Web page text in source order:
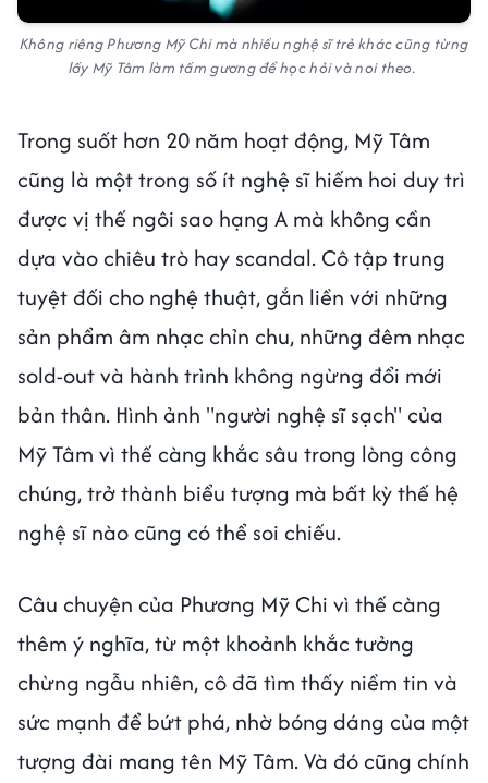
Không riêng Phương Mỹ Chi mà nhiều nghệ sĩ trẻ khác cũng từng
lấy Mỹ Tâm làm tấm gương để học hỏi và noi theo.
Trong suốt hơn 20 năm hoạt động, Mỹ Tâm
cũng là một trong số ít nghệ sĩ hiếm hoi duy trì
được vị thế ngôi sao hạng A mà không cần
dựa vào chiêu trò hay scandal. Cô tập trung
tuyệt đối cho nghệ thuật, gắn liền với những
sản phẩm âm nhạc chỉn chu, những đêm nhạc
sold-out và hành trình không ngừng đổi mới
bản thân. Hình ảnh "người nghệ sĩ sạch" của
Mỹ Tâm vì thế càng khắc sâu trong lòng công
chúng, trở thành biểu tượng mà bất kỳ thế hệ
nghệ sĩ nào cũng có thể soi chiếu.
Câu chuyện của Phương Mỹ Chi vì thế càng
thêm ý nghĩa, từ một khoảnh khắc tưởng
chừng ngẫu nhiên, cô đã tìm thấy niềm tin và
sức mạnh để bứt phá, nhờ bóng dáng của một
tượng đài mang tên Mỹ Tâm. Và đó cũng chính